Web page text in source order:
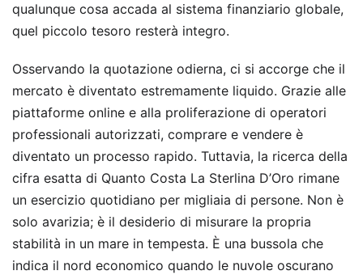
qualunque cosa accada al sistema finanziario globale,
quel piccolo tesoro resterà integro.
Osservando la quotazione odierna, ci si accorge che il
mercato è diventato estremamente liquido. Grazie alle
piattaforme online e alla proliferazione di operatori
professionali autorizzati, comprare e vendere è
diventato un processo rapido. Tuttavia, la ricerca della
cifra esatta di Quanto Costa La Sterlina D’Oro rimane
un esercizio quotidiano per migliaia di persone. Non è
solo avarizia; è il desiderio di misurare la propria
stabilità in un mare in tempesta. È una bussola che
indica il nord economico quando le nuvole oscurano